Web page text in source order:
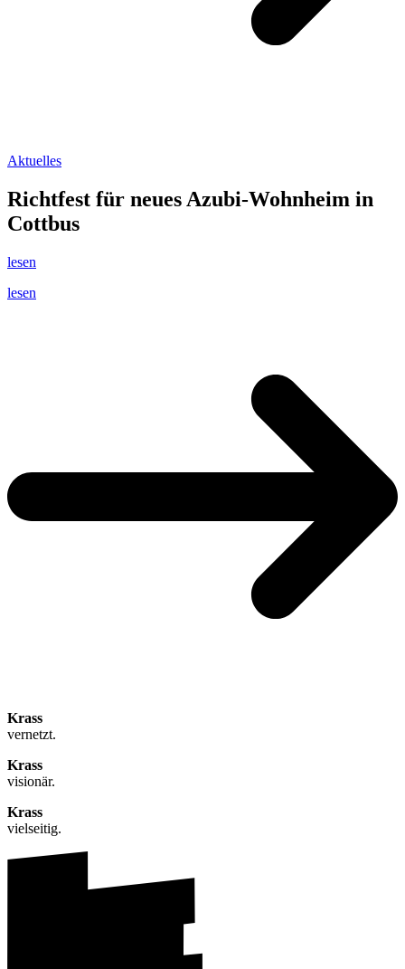
Aktuelles
Richtfest für neues Azubi-Wohnheim in
Cottbus
lesen
lesen
Krass
vernetzt.
Krass
visionär.
Krass
vielseitig.